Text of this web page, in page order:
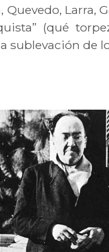
Quevedo, Larra,
(qué
sublevación de